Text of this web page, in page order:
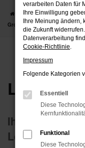
Startseite
Großkunden
Leasing
Ihr Online-
Leasingvertrags
verarbeiten Daten für
Ihre Einwilligung
Ihre Meinung
die Zukunft
Datenverarbeitung
Cookie-Richtlinie.
Impressum
Folgende Kategorien
Essentiell
Diese
Funktional
Diese